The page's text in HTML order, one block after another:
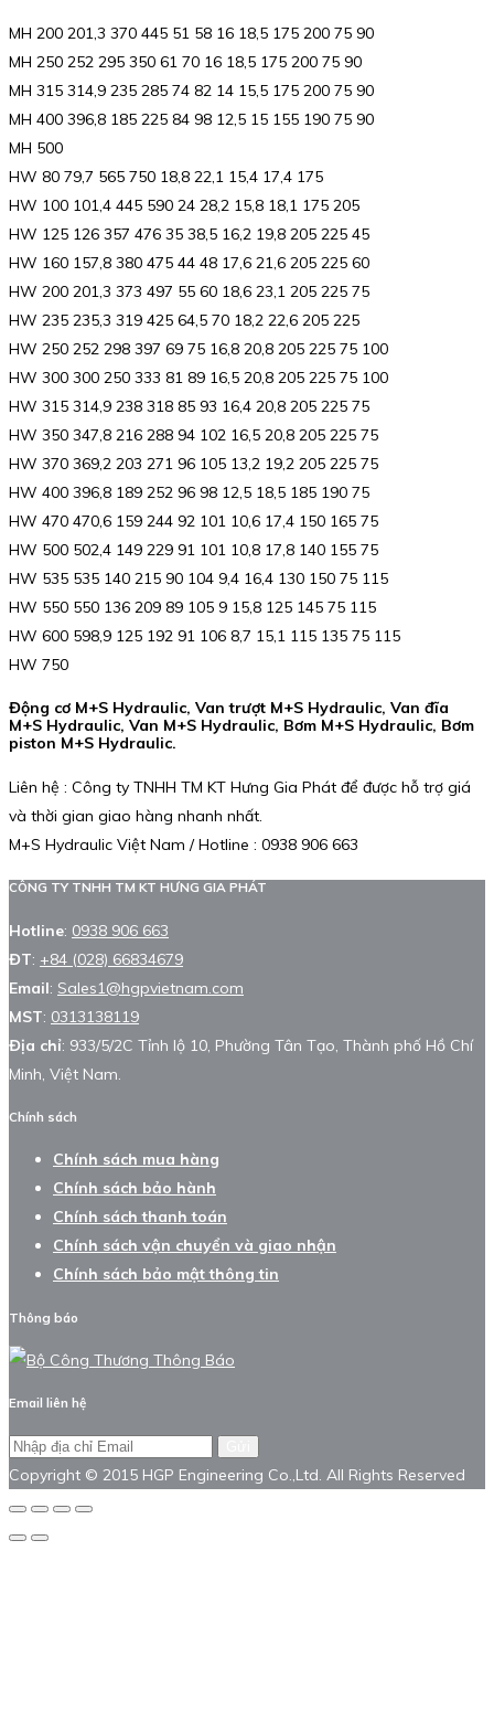
MH 200 201,3 370 445 51 58 16 18,5 175 200 75 90
MH 250 252 295 350 61 70 16 18,5 175 200 75 90
MH 315 314,9 235 285 74 82 14 15,5 175 200 75 90
MH 400 396,8 185 225 84 98 12,5 15 155 190 75 90
MH 500
HW 80 79,7 565 750 18,8 22,1 15,4 17,4 175
HW 100 101,4 445 590 24 28,2 15,8 18,1 175 205
HW 125 126 357 476 35 38,5 16,2 19,8 205 225 45
HW 160 157,8 380 475 44 48 17,6 21,6 205 225 60
HW 200 201,3 373 497 55 60 18,6 23,1 205 225 75
HW 235 235,3 319 425 64,5 70 18,2 22,6 205 225
HW 250 252 298 397 69 75 16,8 20,8 205 225 75 100
HW 300 300 250 333 81 89 16,5 20,8 205 225 75 100
HW 315 314,9 238 318 85 93 16,4 20,8 205 225 75
HW 350 347,8 216 288 94 102 16,5 20,8 205 225 75
HW 370 369,2 203 271 96 105 13,2 19,2 205 225 75
HW 400 396,8 189 252 96 98 12,5 18,5 185 190 75
HW 470 470,6 159 244 92 101 10,6 17,4 150 165 75
HW 500 502,4 149 229 91 101 10,8 17,8 140 155 75
HW 535 535 140 215 90 104 9,4 16,4 130 150 75 115
HW 550 550 136 209 89 105 9 15,8 125 145 75 115
HW 600 598,9 125 192 91 106 8,7 15,1 115 135 75 115
HW 750
Động cơ M+S Hydraulic, Van trượt M+S Hydraulic, Van đĩa
M+S Hydraulic, Van M+S Hydraulic, Bơm M+S Hydraulic, Bơm
piston M+S Hydraulic.
Liên hệ : Công ty TNHH TM KT Hưng Gia Phát để được hỗ trợ giá
và thời gian giao hàng nhanh nhất.
M+S Hydraulic Việt Nam / Hotline : 0938 906 663
CÔNG TY TNHH TM KT HƯNG GIA PHÁT
Hotline: 0938 906 663
ĐT: +84 (028) 66834679
Email: Sales1@hgpvietnam.com
MST: 0313138119
Địa chỉ: 933/5/2C Tỉnh lộ 10, Phường Tân Tạo, Thành phố Hồ Chí
Minh, Việt Nam.
Chính sách
Chính sách mua hàng
Chính sách bảo hành
Chính sách thanh toán
Chính sách vận chuyển và giao nhận
Chính sách bảo mật thông tin
Thông báo
Email liên hệ
Copyright © 2015 HGP Engineering Co.,Ltd. All Rights Reserved